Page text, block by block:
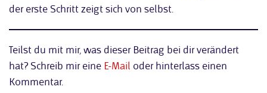
der erste Schritt zeigt sich von selbst.
Teilst du mit mir, was dieser Beitrag bei dir verändert
hat? Schreib mir eine E-Mail oder hinterlass einen
Kommentar.